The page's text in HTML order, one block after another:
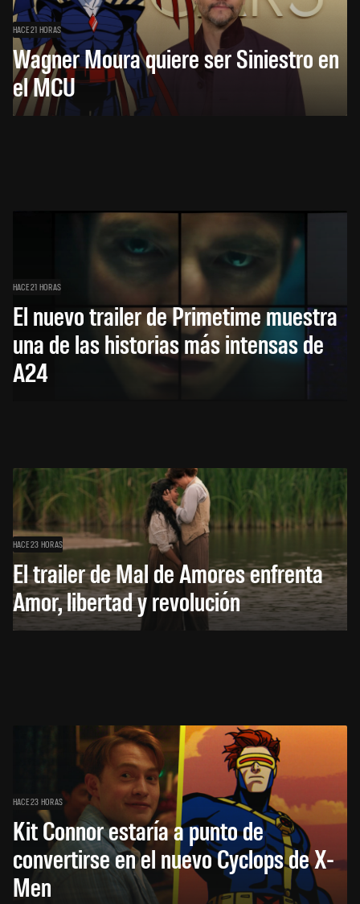
HACE 21 HORAS
Wagner Moura quiere ser Siniestro en
el MCU
HACE 21 HORAS
El nuevo trailer de Primetime muestra
una de las historias más intensas de
A24
HACE 23 HORAS
El trailer de Mal de Amores enfrenta
Amor, libertad y revolución
HACE 23 HORAS
Kit Connor estaría a punto de
convertirse en el nuevo Cyclops de X-
Men